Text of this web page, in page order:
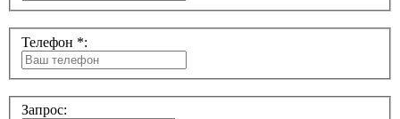
Телефон *:
Запрос: